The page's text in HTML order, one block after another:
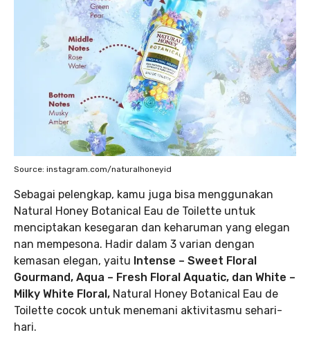
Source: instagram.com/naturalhoneyid
Sebagai pelengkap, kamu juga bisa menggunakan
Natural Honey Botanical Eau de Toilette untuk
menciptakan kesegaran dan keharuman yang elegan
nan mempesona. Hadir dalam 3 varian dengan
kemasan elegan, yaitu Intense – Sweet Floral
Gourmand, Aqua – Fresh Floral Aquatic, dan White –
Milky White Floral, Natural Honey Botanical Eau de
Toilette cocok untuk menemani aktivitasmu sehari-
hari.